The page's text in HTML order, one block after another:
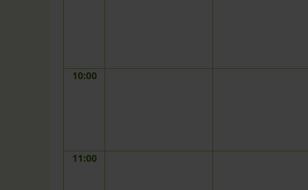
10:00
11:00